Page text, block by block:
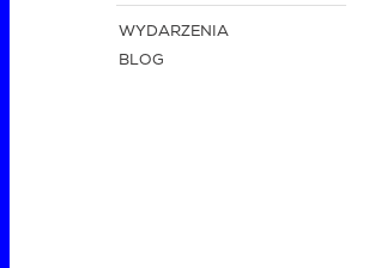
WYDARZENIA
BLOG